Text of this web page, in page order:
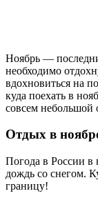
Ноябрь —
необходимо
вдохновиться на
куда поехать в
совсем небольшой
Отдых в
Погода в России в
дождь со снегом.
границу!